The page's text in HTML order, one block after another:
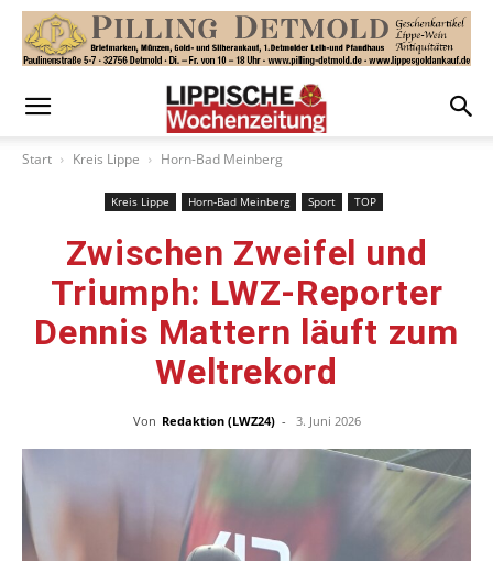
Start Kreis Lippe Horn-Bad Meinberg
Kreis Lippe Horn-Bad Meinberg Sport TOP
Zwischen Zweifel und
Triumph: LWZ-Reporter
Dennis Mattern läuft zum
Weltrekord
Von Redaktion (LWZ24) - 3. Juni 2026